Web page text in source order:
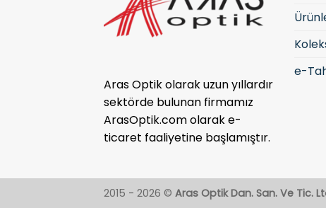
Aras Optik olarak uzun yıllardır
sektörde bulunan firmamız
ArasOptik.com olarak e-
ticaret faaliyetine başlamıştır.
e-
2015 - 2026 © Aras Optik Dan. San. Ve Tic.